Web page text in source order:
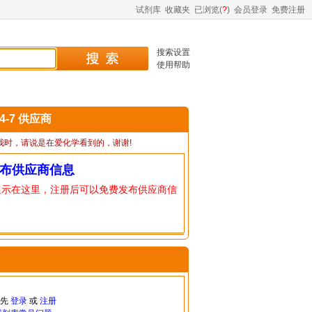
试剂库 收藏夹 已浏览(?) 会员登录 免费注册
搜索设置
使用帮助
7 供应商
时，请说是在爱化学看到的，谢谢!
供应商信息
在这里，注册后可以免费发布供应商信
登录或 注册